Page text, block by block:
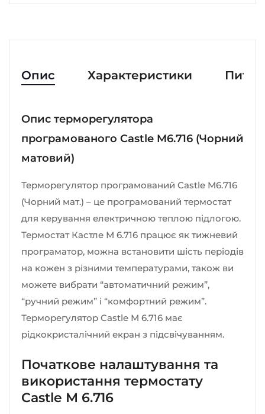
Опис Характеристики
Опис терморегулятора
програмованого Castle M6.716 (Чорний
матовий)
Терморегулятор програмований Castle M6.716
(Чорний мат.) – це програмований термостат
для керування електричною теплою підлогою.
Термостат Кастле М 6.716 працює як тижневий
програматор, можна встановити шість періодів
на кожен з різними температурами, також ви
можете вибрати “автоматичний режим”,
“ручний режим” і “комфортний режим”.
Терморегулятор Castle М 6.716 має
рідкокристалічний екран з підсвічуванням.
Початкове налаштування та
використання термостату
Castle М 6.716